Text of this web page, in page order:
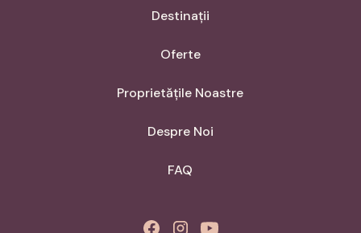
Destinații
Oferte
Proprietățile Noastre
Despre Noi
FAQ